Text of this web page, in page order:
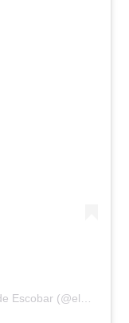
Una publicación compartida de El Día de Escobar (@eldiadeescobar)